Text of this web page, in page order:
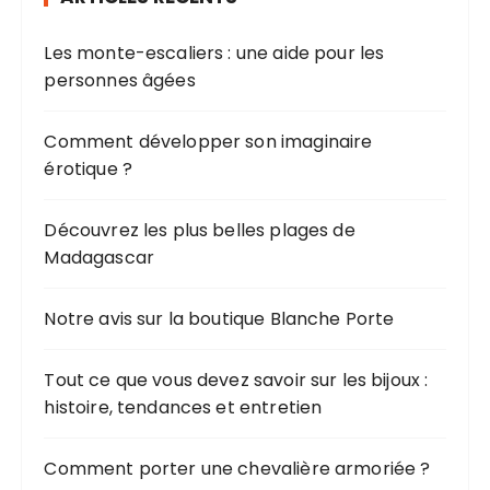
e
p
u
r
:
Les monte-escaliers : une aide pour les
personnes âgées
Comment développer son imaginaire
érotique ?
Découvrez les plus belles plages de
Madagascar
Notre avis sur la boutique Blanche Porte
Tout ce que vous devez savoir sur les bijoux :
histoire, tendances et entretien
Comment porter une chevalière armoriée ?